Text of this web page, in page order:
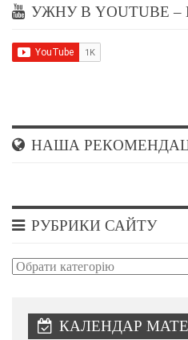
УЖНУ В YOUTUBE
НАША
РУБРИКИ САЙТУ
Рубрики
КАЛЕНДАР